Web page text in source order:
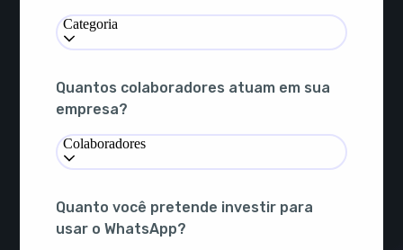
Categoria
Quantos colaboradores atuam em sua
empresa?
Colaboradores
Quanto você pretende investir para
usar o WhatsApp?